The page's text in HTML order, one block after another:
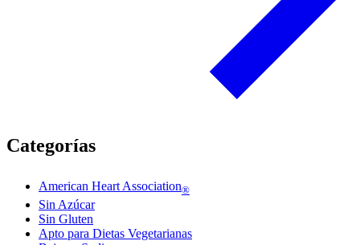
Categorías
American Heart Association®
Sin Azúcar
Sin Gluten
Apto para Dietas Vegetarianas